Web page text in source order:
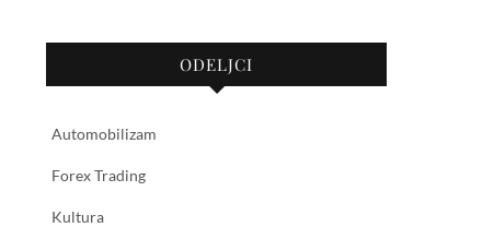
ODELJCI
Automobilizam
Forex Trading
Kultura